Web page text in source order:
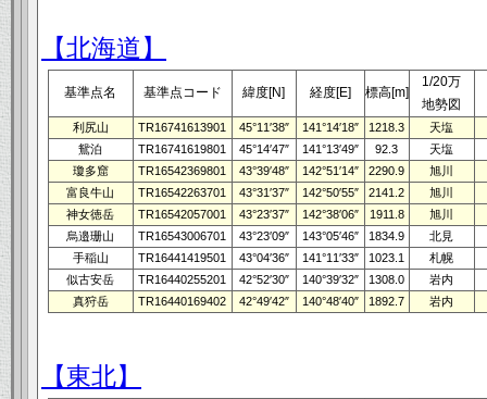
【北海道】
基準点名 基準点コード 緯度[N] 経度[E] 標高[m]
1/20万
地勢図
利尻山 TR16741613901 45°11′38″ 141°14′18″ 1218.3
天塩
鴛泊
TR16741619801 45°14′47″ 141°13′49″ 92.3
天塩
瓊多窟
TR16542369801 43°39′48″ 142°51′14″ 2290.9
旭川
富良牛山
TR16542263701 43°31′37″ 142°50′55″ 2141.2
旭川
神女徳岳
TR16542057001 43°23′37″ 142°38′06″ 1911.8
旭川
烏邉珊山
TR16543006701 43°23′09″ 143°05′46″ 1834.9
北見
手稲山
TR16441419501 43°04′36″ 141°11′33″ 1023.1
札幌
似古安岳
TR16440255201 42°52′30″ 140°39′32″ 1308.0
岩内
真狩岳
TR16440169402 42°49′42″ 140°48′40″ 1892.7 岩内
【東北】